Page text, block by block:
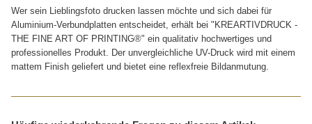
Wer sein Lieblingsfoto drucken lassen möchte und sich dabei für
Aluminium-Verbundplatten entscheidet, erhält bei "KREARTIVDRUCK -
THE FINE ART OF PRINTING®" ein qualitativ hochwertiges und
professionelles Produkt. Der unvergleichliche UV-Druck wird mit einem
mattem Finish geliefert und bietet eine reflexfreie Bildanmutung.